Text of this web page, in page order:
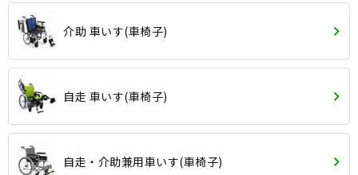
介助 車いす(車椅子)
自走 車いす(車椅子)
自走・介助兼用車いす(車椅子)